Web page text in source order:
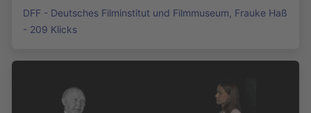
DFF - Deutsches Filminstitut und Filmmuseum, Frauke Haß
- 209 Klicks